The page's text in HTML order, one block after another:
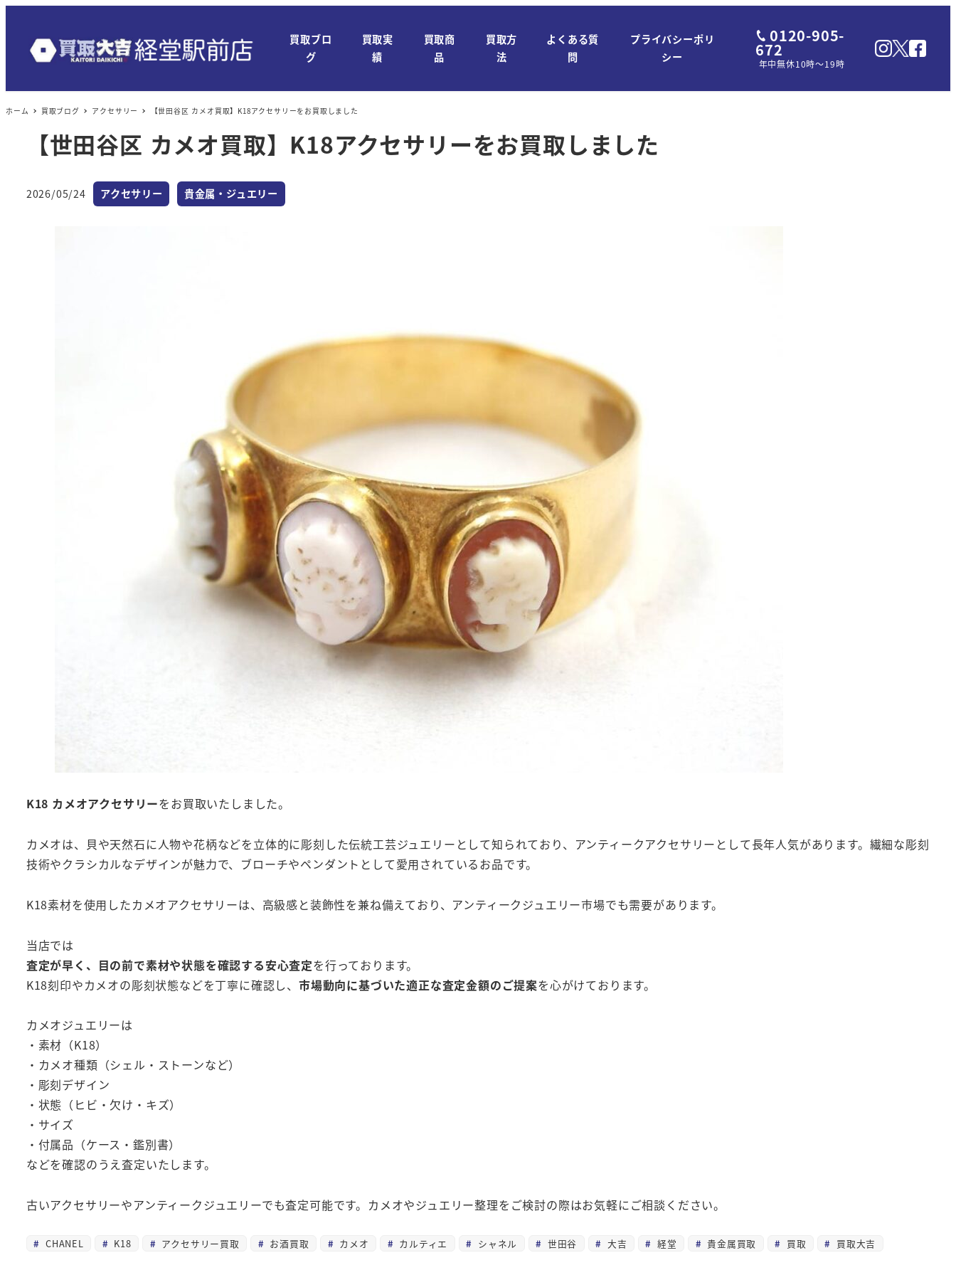
買取ブロ
グ
買取実
績
買取商
品
買取方
法
よくある質
問
プライバシーポリ
シー
0120-905-
672
年中無休10時～19時
ホーム 買取ブログ アクセサリー 【世田谷区 カメオ買取】K18アクセサリーをお買取しました
【世田谷区 カメオ買取】K18アクセサリーをお買取しました
投稿日
2026/05/24 カテゴリー
アクセサリー カテゴリー
貴金属・ジュエリー
K18 カメオアクセサリーをお買取いたしました。
カメオは、貝や天然石に人物や花柄などを立体的に彫刻した伝統工芸ジュエリーとして知られており、アンティークアクセサリーとして長年人気があります。繊細な彫刻
技術やクラシカルなデザインが魅力で、ブローチやペンダントとして愛用されているお品です。
K18素材を使用したカメオアクセサリーは、高級感と装飾性を兼ね備えており、アンティークジュエリー市場でも需要があります。
当店では
査定が早く、目の前で素材や状態を確認する安心査定を行っております。
K18刻印やカメオの彫刻状態などを丁寧に確認し、 市場動向に基づいた適正な査定金額のご提案を心がけております。
カメオジュエリーは
・素材（K18）
・カメオ種類（シェル・ストーンなど）
・彫刻デザイン
・状態（ヒビ・欠け・キズ）
・サイズ
・付属品（ケース・鑑別書）
などを確認のうえ査定いたします。
古いアクセサリーやアンティークジュエリーでも査定可能です。カメオやジュエリー整理をご検討の際はお気軽にご相談ください。
CHANEL K18 アクセサリー買取 お酒買取 カメオ カルティエ シャネル 世田谷 大吉 経堂 貴金属買取 買取 買取大吉